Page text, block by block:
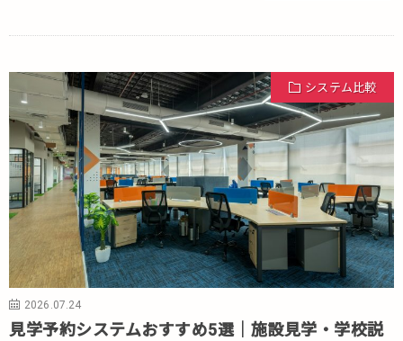
システム比較
2026.07.24
見学予約システムおすすめ5選｜施設見学・学校説